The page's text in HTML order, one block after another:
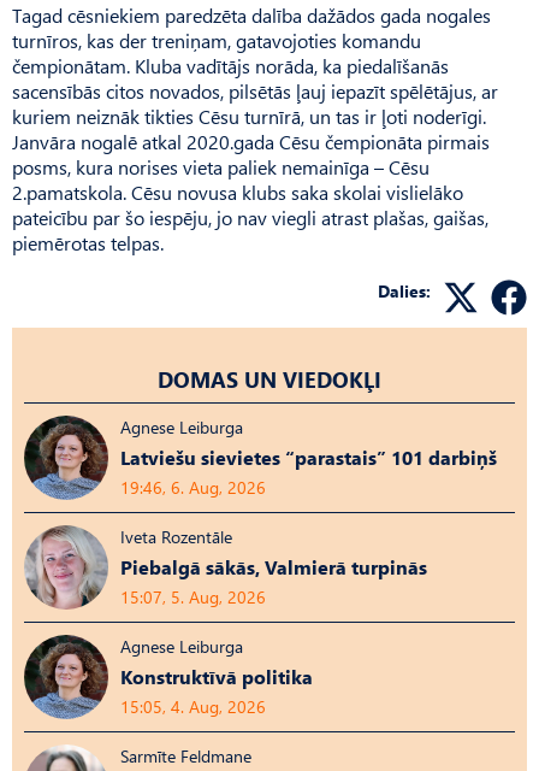
Tagad cēsniekiem paredzēta dalība dažādos gada nogales
turnīros, kas der treniņam, gatavojoties komandu
čempionātam. Kluba vadītājs norāda, ka piedalīšanās
sacensībās citos novados, pilsētās ļauj iepazīt spēlētājus, ar
kuriem neiznāk tikties Cēsu turnīrā, un tas ir ļoti noderīgi.
Janvāra nogalē atkal 2020.gada Cēsu čempionāta pirmais
posms, kura norises vieta paliek nemainīga – Cēsu
2.pamatskola. Cēsu novusa klubs saka skolai vislielāko
pateicību par šo iespēju, jo nav viegli atrast plašas, gaišas,
piemērotas telpas.
Dalies:
DOMAS UN VIEDOKĻI
Agnese Leiburga
Latviešu sievietes “parastais” 101 darbiņš
19:46, 6. Aug, 2026
Iveta Rozentāle
Piebalgā sākās, Valmierā turpinās
15:07, 5. Aug, 2026
Agnese Leiburga
Konstruktīvā politika
15:05, 4. Aug, 2026
Sarmīte Feldmane